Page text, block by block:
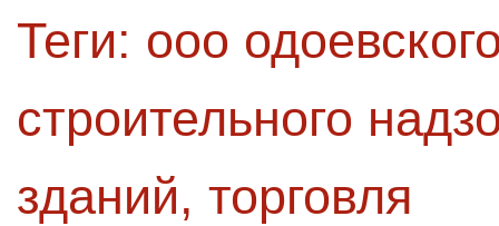
Теги: ооо
строительного
зданий, торговля